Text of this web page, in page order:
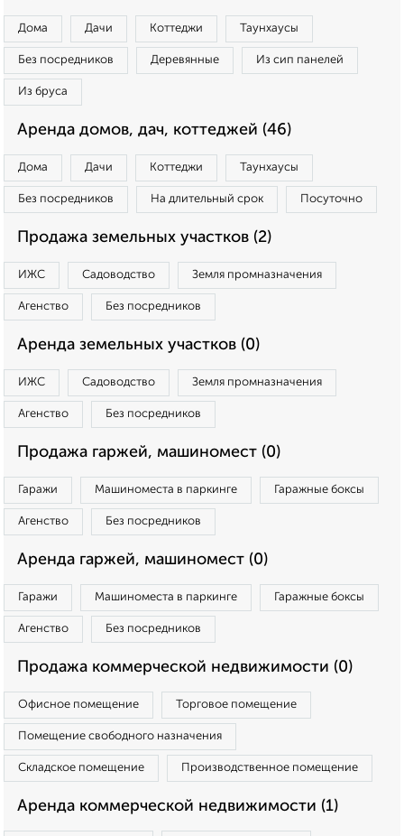
Дома Дачи Коттеджи Таунхаусы
Без посредников Деревянные Из сип панелей
Из бруса
Аренда домов, дач, коттеджей (46)
Дома Дачи Коттеджи Таунхаусы
Без посредников На длительный срок Посуточно
Продажа земельных участков (2)
ИЖС Садоводство Земля промназначения
Агенство Без посредников
Аренда земельных участков (0)
ИЖС Садоводство Земля промназначения
Агенство Без посредников
Продажа гаржей, машиномест (0)
Гаражи Машиноместа в паркинге Гаражные боксы
Агенство Без посредников
Аренда гаржей, машиномест (0)
Гаражи Машиноместа в паркинге Гаражные боксы
Агенство Без посредников
Продажа коммерческой недвижимости (0)
Офисное помещение Торговое помещение
Помещение свободного назначения
Складское помещение Производственное помещение
Аренда коммерческой недвижимости (1)